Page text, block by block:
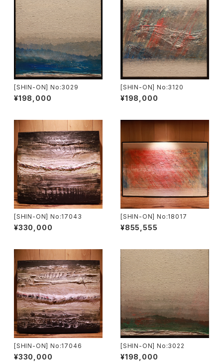
[SHIN-ON] No:3029
¥198,000
[SHIN-ON] No:3120
¥198,000
[SHIN-ON] No:17043
¥330,000
[SHIN-ON] No:18017
¥855,555
[SHIN-ON] No:17046
¥330,000
[SHIN-ON] No:3022
¥198,000